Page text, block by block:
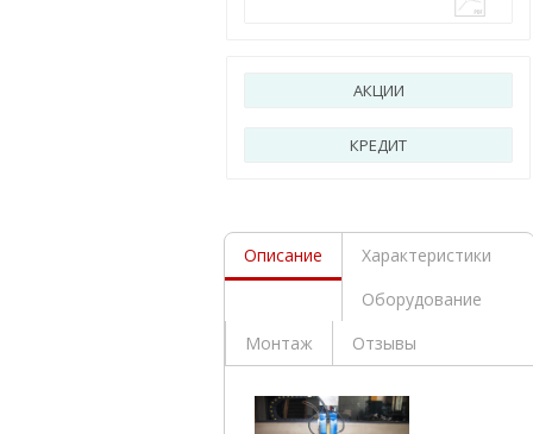
АКЦИИ
КРЕДИТ
Описание
Характеристики
Оборудование
Монтаж
Отзывы